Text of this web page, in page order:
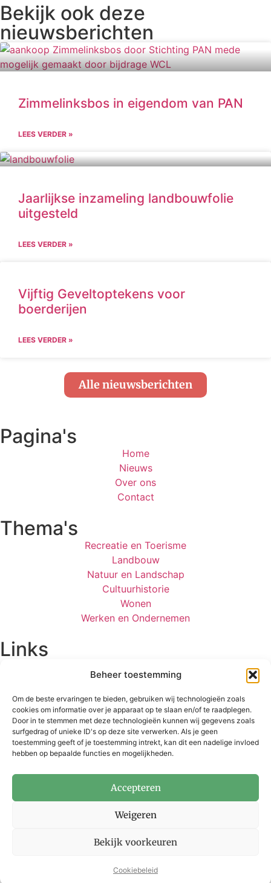
Beheer toestemming
Om de beste ervaringen te bieden, gebruiken wij technologieën zoals
cookies om informatie over je apparaat op te slaan en/of te raadplegen.
Door in te stemmen met deze technologieën kunnen wij gegevens zoals
surfgedrag of unieke ID's op deze site verwerken. Als je geen
toestemming geeft of je toestemming intrekt, kan dit een nadelige invloed
hebben op bepaalde functies en mogelijkheden.
Accepteren
Weigeren
Bekijk voorkeuren
Cookiebeleid
Bekijk ook deze
nieuwsberichten
Zimmelinksbos in eigendom van PAN
LEES VERDER »
Jaarlijkse inzameling landbouwfolie
uitgesteld
LEES VERDER »
Vijftig Geveltoptekens voor
boerderijen
LEES VERDER »
Alle nieuwsberichten
Pagina's
Home
Nieuws
Over ons
Contact
Thema's
Recreatie en Toerisme
Landbouw
Natuur en Landschap
Cultuurhistorie
Wonen
Werken en Ondernemen
Links
Visie 2015-2025
ANBI verklaring
Rapportages
Projectbijdragen door WCL
Bijdrage aanvragen
© 2023 - 2026 Stichting
Waardevol Cultuurlandschap
Winterswijk. Realisatie &
BijDageraad
cookiebeleid